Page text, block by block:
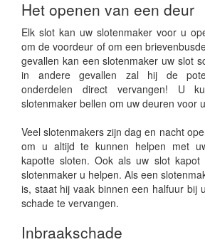
Het openen van een deur
Elk slot kan uw slotenmaker voor u
om de voordeur of om een
gevallen kan een slotenmaker uw slot
in andere gevallen zal hij de
onderdelen direct vervangen! U
slotenmaker bellen om uw deuren voor
Veel slotenmakers zijn dag en nacht
om u altijd te kunnen helpen met
kapotte sloten. Ook als uw slot
slotenmaker u helpen. Als een
is, staat hij vaak binnen een halfuur bij
schade te vervangen.
Inbraakschade